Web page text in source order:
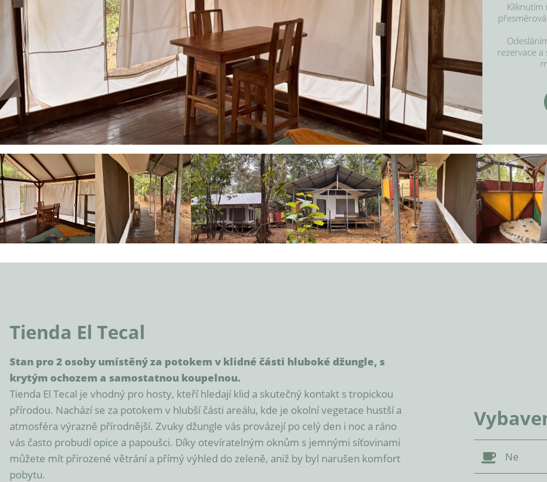
Kliknutím
rezervace
Tienda El Tecal
Stan pro 2 osoby umístěný za potokem v klidné části hluboké džungle, s
krytým ochozem a samostatnou koupelnou.
Tienda El Tecal je vhodný pro hosty, kteří hledají klid a skutečný kontakt s tropickou
přírodou. Nachází se za potokem v hlubší části areálu, kde je okolní vegetace hustší a
atmosféra výrazně přírodnější. Zvuky džungle vás provázejí po celý den i noc a ráno
vás často probudí opice a papoušci. Díky otevíratelným oknům s jemnými síťovinami
můžete mít přirozené větrání a přímý výhled do zeleně, aniž by byl narušen komfort
pobytu.
Ne